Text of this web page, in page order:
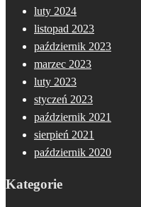
luty 2024
listopad 2023
październik 2023
marzec 2023
luty 2023
styczeń 2023
październik 2021
sierpień 2021
październik 2020
Kategorie